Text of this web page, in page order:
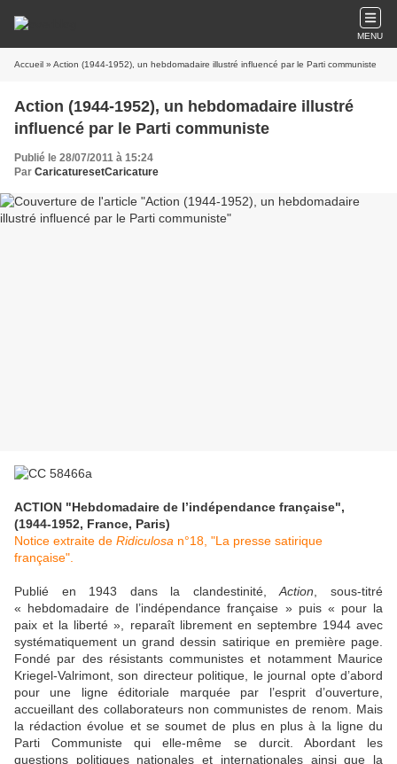
MENU
Accueil » Action (1944-1952), un hebdomadaire illustré influencé par le Parti communiste
Action (1944-1952), un hebdomadaire illustré
influencé par le Parti communiste
Publié le 28/07/2011 à 15:24
Par CaricaturesetCaricature
ACTION "Hebdomadaire de l’indépendance française",
(1944-1952, France, Paris)
Notice extraite de Ridiculosa n°18, "La presse satirique
française".
Publié en 1943 dans la clandestinité,Action , sous-titré
« hebdomadaire de l’indépendance française » puis « pour la
paix et la liberté », reparaît librement en septembre 1944 avec
systématiquement un grand dessin satirique en première page.
Fondé par des résistants communistes et notamment Maurice
Kriegel-Valrimont, son directeur politique, le journal opte d’abord
pour une ligne éditoriale marquée par l’esprit d’ouverture,
accueillant des collaborateurs non communistes de renom. Mais
la rédaction évolue et se soumet de plus en plus à la ligne du
Parti Communiste qui elle-même se durcit. Abordant les
questions politiques nationales et internationales ainsi que la